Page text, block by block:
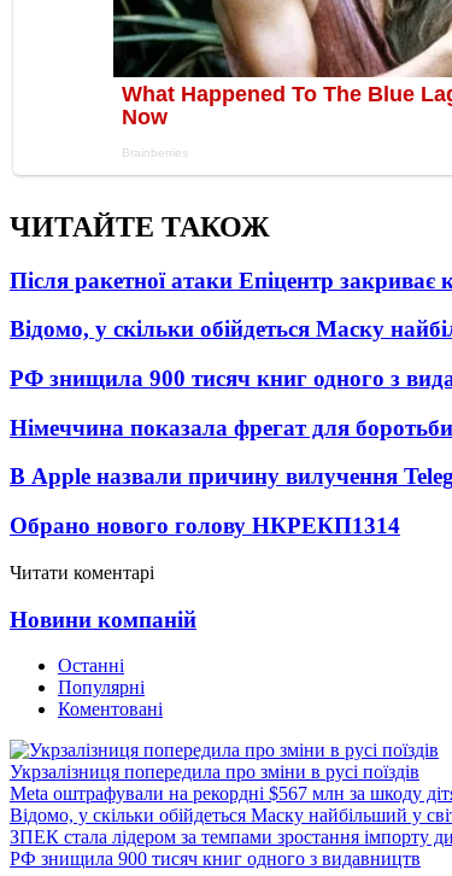
ЧИТАЙТЕ ТАКОЖ
Після ракетної атаки Епіцентр закриває
Відомо, у скільки обійдеться Маску
РФ знищила 900 тисяч книг одного з
Німеччина показала фрегат для
В Apple назвали причину вилучення
Обрано нового голову НКРЕКП1314
Читати коментарі
Новини компаній
Останні
Популярні
Коментовані
Укрзалізниця попередила про зміни в русі поїздів
Meta оштрафували на рекордні $567 млн за шкоду
Відомо, у скільки обійдеться Маску найбільший у
ЗПЕК стала лідером за темпами зростання імпорту
РФ знищила 900 тисяч книг одного з видавництв